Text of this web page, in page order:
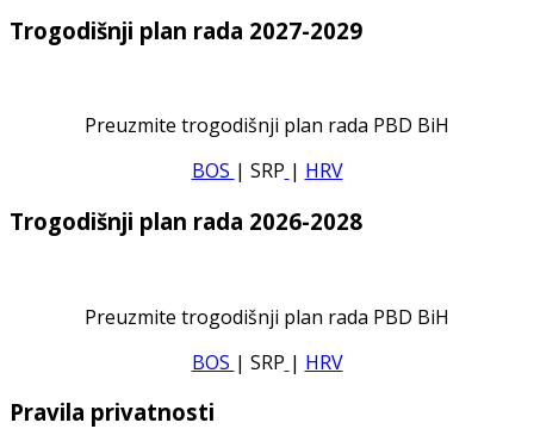
Trogodišnji plan rada 2027-2029
Preuzmite trogodišnji plan rada PBD BiH
BOS | SRP | HRV
Trogodišnji plan rada 2026-2028
Preuzmite trogodišnji plan rada PBD BiH
BOS | SRP | HRV
Pravila privatnosti